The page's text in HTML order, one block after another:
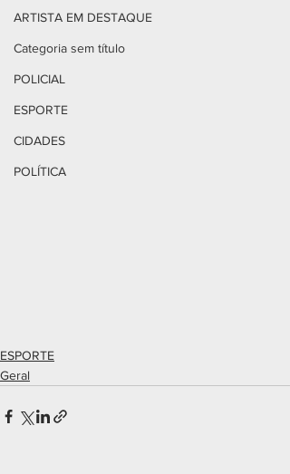
ARTISTA EM DESTAQUE
Categoria sem título
POLICIAL
ESPORTE
CIDADES
POLÍTICA
ESPORTE
Geral